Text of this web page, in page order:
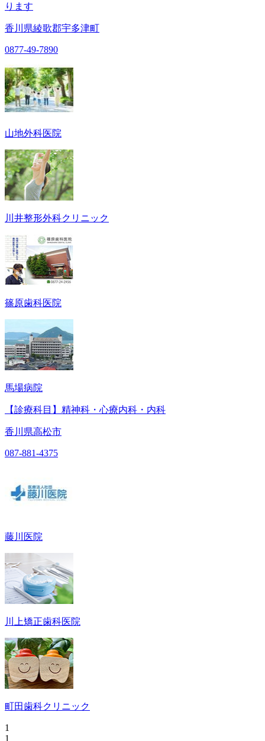
ります
香川県綾歌郡宇多津町
0877-49-7890
山地外科医院
川井整形外科クリニック
篠原歯科医院
馬場病院
【診療科目】精神科・心療内科・内科
香川県高松市
087-881-4375
藤川医院
川上矯正歯科医院
町田歯科クリニック
1
1